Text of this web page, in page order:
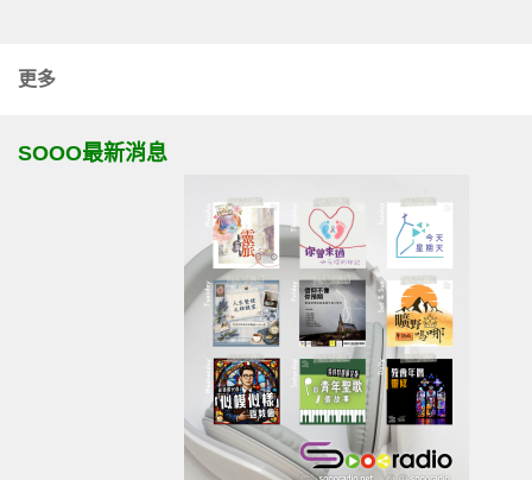
更多
SOOO最新消息